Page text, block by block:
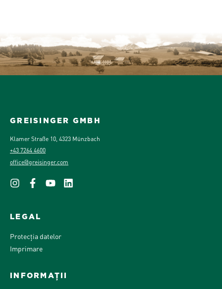
GREISINGER GMBH
Klamer Straße 10, 4323 Münzbach
+43 7264 4600
office@greisinger.com
LEGAL
Protecția datelor
Imprimare
INFORMAȚII